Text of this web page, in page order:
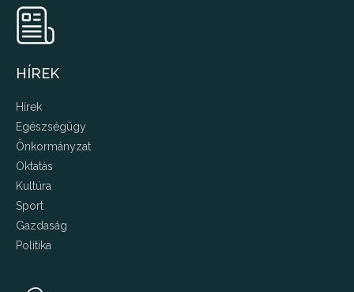
HÍREK
Hírek
Egészségügy
Önkormányzat
Oktatás
Kultúra
Sport
Gazdaság
Politika